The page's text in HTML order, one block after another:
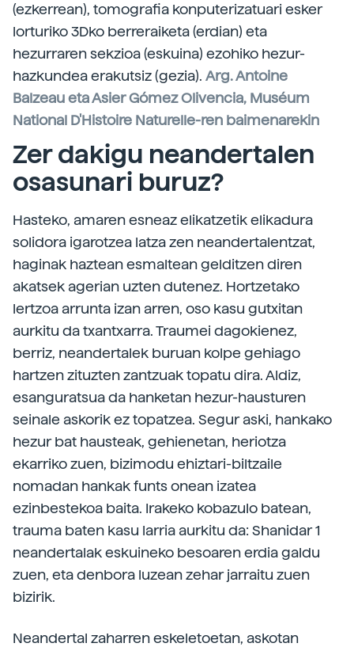
(ezkerrean), tomografia konputerizatuari esker
lorturiko 3Dko berreraiketa (erdian) eta
hezurraren sekzioa (eskuina) ezohiko hezur-
hazkundea erakutsiz (gezia). Arg. Antoine
Balzeau eta Asier Gómez Olivencia, Muséum
National D'Histoire Naturelle-ren baimenarekin
Zer dakigu neandertalen
osasunari buruz?
Hasteko, amaren esneaz elikatzetik elikadura
solidora igarotzea latza zen neandertalentzat,
haginak haztean esmaltean gelditzen diren
akatsek agerian uzten dutenez. Hortzetako
lertzoa arrunta izan arren, oso kasu gutxitan
aurkitu da txantxarra. Traumei dagokienez,
berriz, neandertalek buruan kolpe gehiago
hartzen zituzten zantzuak topatu dira. Aldiz,
esanguratsua da hanketan hezur-hausturen
seinale askorik ez topatzea. Segur aski, hankako
hezur bat hausteak, gehienetan, heriotza
ekarriko zuen, bizimodu ehiztari-biltzaile
nomadan hankak funts onean izatea
ezinbestekoa baita. Irakeko kobazulo batean,
trauma baten kasu larria aurkitu da: Shanidar 1
neandertalak eskuineko besoaren erdia galdu
zuen, eta denbora luzean zehar jarraitu zuen
bizirik.
Neandertal zaharren eskeletoetan, askotan